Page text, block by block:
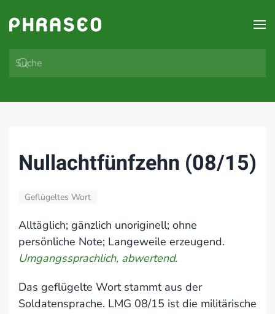
Zum Hauptinhalt springen
Nullachtfünfzehn (08/15)
Geflügeltes Wort
Alltäglich; gänzlich unoriginell; ohne
persönliche Note; Langeweile erzeugend.
Umgangssprachlich, abwertend.
Das geflügelte Wort stammt aus der
Soldatensprache. LMG 08/15 ist die militärische